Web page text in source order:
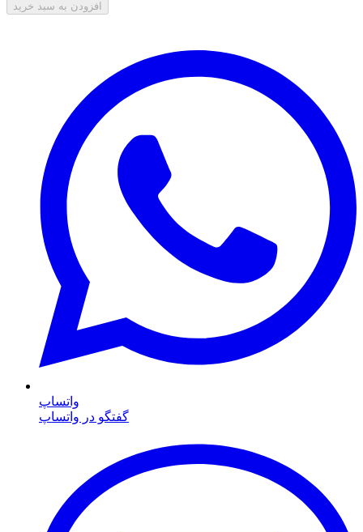
افزودن به سبد خرید
واتساپ
گفتگو در واتساپ